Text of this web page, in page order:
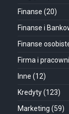
Finanse (20)
Finanse i
Finanse
Firma i
Inne (12)
Kredyty(123)
Marketing (59)